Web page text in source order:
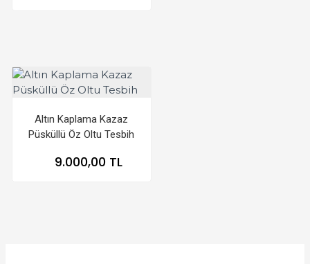
Altın Kaplama Kazaz
Püsküllü Öz Oltu Tesbih
9.000,00 TL